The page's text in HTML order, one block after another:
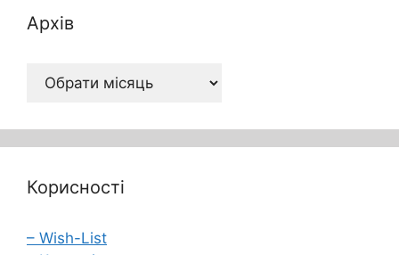
Архів
Архів
Корисності
– Wish-List